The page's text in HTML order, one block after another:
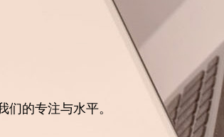
的专注与水平。